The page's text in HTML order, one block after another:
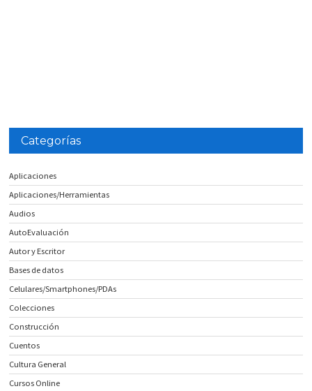
Categorías
Aplicaciones
Aplicaciones/Herramientas
Audios
AutoEvaluación
Autor y Escritor
Bases de datos
Celulares/Smartphones/PDAs
Colecciones
Construcción
Cuentos
Cultura General
Cursos Online